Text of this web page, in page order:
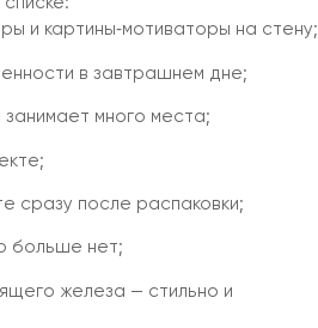
и картины‑мотиваторы на стену;
в завтрашнем дне;
много места;
сразу после распаковки;
больше нет;
железа — стильно и